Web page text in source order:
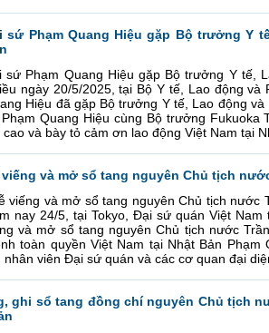
sứ Phạm Quang Hiệu gặp Bộ trưởng Y
sứ Phạm Quang Hiệu gặp Bộ trưởng Y tế,
ngày 20/5/2025, tại Bộ Y tế, Lao động
Hiệu đã gặp Bộ trưởng Y tế, Lao động
Quang Hiệu cùng Bộ trưởng Fukuoka
cao và bày tỏ cảm ơn lao động Việt Nam tại
viếng và mở sổ tang nguyên Chủ tịch
viếng và mở sổ tang nguyên Chủ tịch nước
nay 24/5, tại Tokyo, Đại sứ quán Việt
và mở sổ tang nguyên Chủ tịch nước
toàn quyền Việt Nam tại Nhật Bản
nhân viên Đại sứ quán và các cơ quan đại
ghi sổ tang đồng chí nguyên Chủ tịch